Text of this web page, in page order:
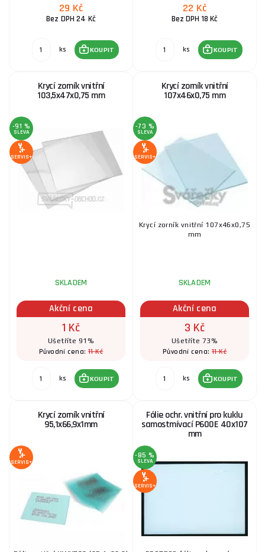
29 Kč
Bez DPH 24 Kč
ks KOUPIT
22 Kč
Bez DPH 18 Kč
ks KOUPIT
Krycí zorník vnitřní
103,5x47x0,75 mm
-91 %
SLEVA
SERVIS+
SKLADEM
Akční cena
1 Kč
Ušetříte 91%
Původní cena: 11 Kč
ks KOUPIT
Krycí zorník vnitřní
107x46x0,75 mm
-73 %
SLEVA
SERVIS+
Krycí zorník vnitřní 107x46x0,75
mm
SKLADEM
Akční cena
3 Kč
Ušetříte 73%
Původní cena: 11 Kč
ks KOUPIT
Krycí zorník vnitřní
95,1x66,9x1mm
SERVIS+
Fólie ochr. vnitřní pro kuklu
samostmívací P600E 40x107
mm
-85 %
SLEVA
SERVIS+